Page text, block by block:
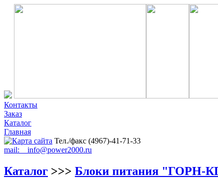
Контакты
Заказ
Каталог
Главная
Тел./факс (4967)-41-71-33
mail: info@power2000.ru
Каталог >>> Блоки питания "ГОРН-